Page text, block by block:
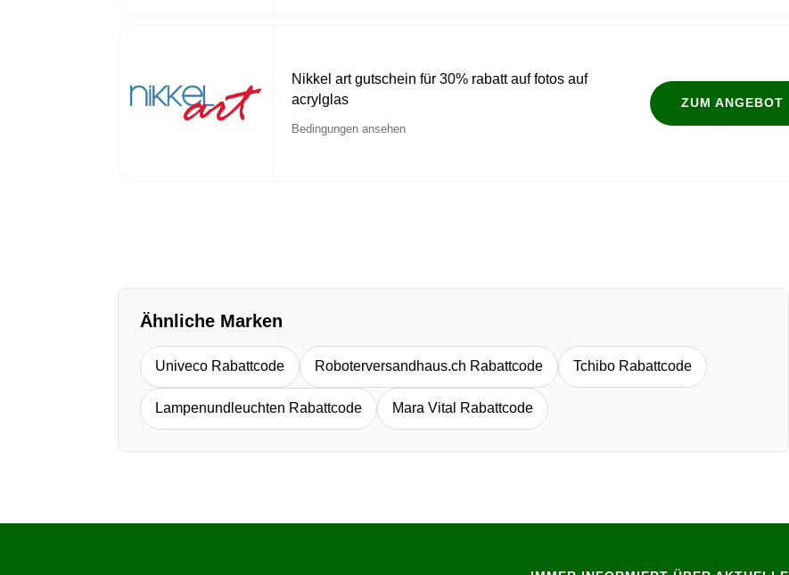
Nikkel art gutschein für 30% rabatt auf fotos auf
acrylglas
Bedingungen ansehen
ZUM ANGEBOT
Ähnliche Marken
Univeco Rabattcode Roboterversandhaus.ch Rabattcode Tchibo Rabattcode
Lampenundleuchten Rabattcode Mara Vital Rabattcode